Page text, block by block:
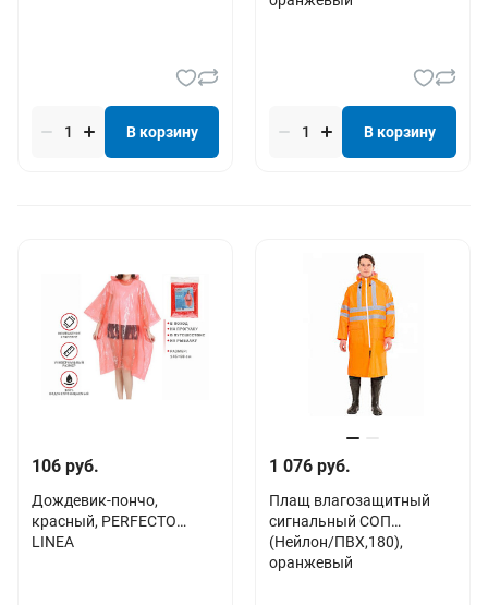
В корзину В корзину
106 руб.
Дождевик-пончо,
красный, PERFECTO
LINEA
1 076 руб.
Плащ влагозащитный
сигнальный СОП
(Нейлон/ПВХ,180),
оранжевый